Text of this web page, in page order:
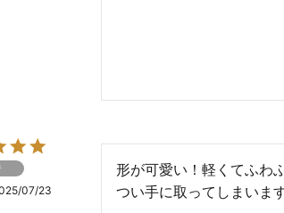
07/23
形が可愛い！軽くてふわ
つい手に取ってしまいま